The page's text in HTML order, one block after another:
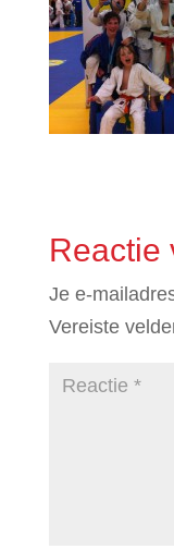
Reactie
Je e-
Vereiste